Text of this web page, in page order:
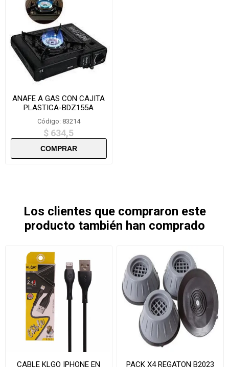
ANAFE A GAS CON CAJITA
PLASTICA-BDZ155A
Código: 83214
$ 634,5
Los clientes que compraron este
producto también han comprado
CABLE KLGO IPHONE EN
PACK X4 REGATON B2023